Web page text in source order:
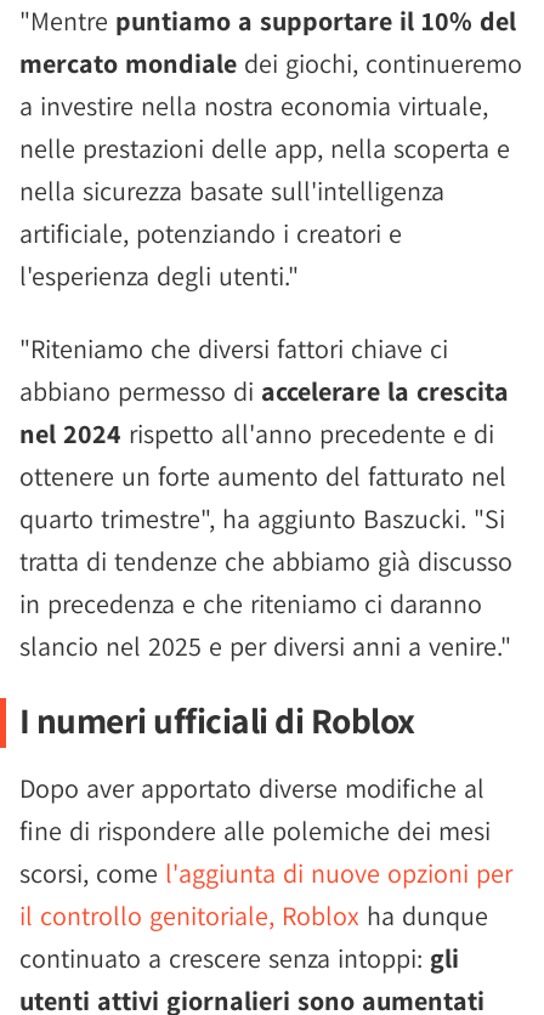
"Mentre puntiamo a supportare il 10% del
mercato mondiale dei giochi, continueremo
a investire nella nostra economia virtuale,
nelle prestazioni delle app, nella scoperta e
nella sicurezza basate sull'intelligenza
artificiale, potenziando i creatori e
l'esperienza degli utenti."
"Riteniamo che diversi fattori chiave ci
abbiano permesso di accelerare la crescita
nel 2024 rispetto all'anno precedente e di
ottenere un forte aumento del fatturato nel
quarto trimestre", ha aggiunto Baszucki. "Si
tratta di tendenze che abbiamo già discusso
in precedenza e che riteniamo ci daranno
slancio nel 2025 e per diversi anni a venire."
I numeri ufficiali di Roblox
Dopo aver apportato diverse modifiche al
fine di rispondere alle polemiche dei mesi
scorsi, come l'aggiunta di nuove opzioni per
il controllo genitoriale, Roblox ha dunque
continuato a crescere senza intoppi: gli
utenti attivi giornalieri sono aumentati